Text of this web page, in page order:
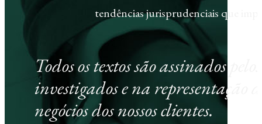
tendências jurisprudenciais que
Todos os textos são assinados
investigados e na representação
negócios dos nossos clientes.